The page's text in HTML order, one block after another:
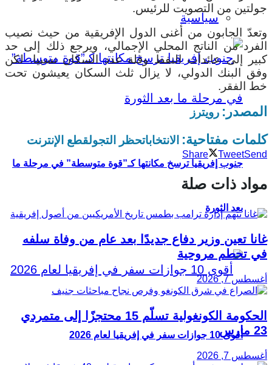
سياسية
جنوب إفريقيا ترسخ مكانتها كـ”قوة متوسطة” في مرحلة ما
بعد الثورة
أقوى 10 جوازات سفر في إفريقيا لعام 2026
جولتين من التصويت للرئيس.
وتعدّ الجابون من أغنى الدول الإفريقية من حيث نصيب
الفرد من الناتج المحلي الإجمالي، ويرجع ذلك إلى حد
كبير إلى عائدات النفط وقلة عدد السكان نسبيا. لكن
وفق البنك الدولي، لا يزال ثلث السكان يعيشون تحت
خط الفقر.
المصدر: رويترز
كلمات مفتاحية: الانتخاباتحظر التجولقطع الإنترنت
Share TweetSend
مواد ذات صلة
غانا تعين وزير دفاع جديدًا بعد عام من وفاة سلفه
في تحطم مروحية
أغسطس 7, 2026
الحكومة الكونغولية تسلّم 15 محتجزًا إلى متمردي
23 مارس
أغسطس 7, 2026